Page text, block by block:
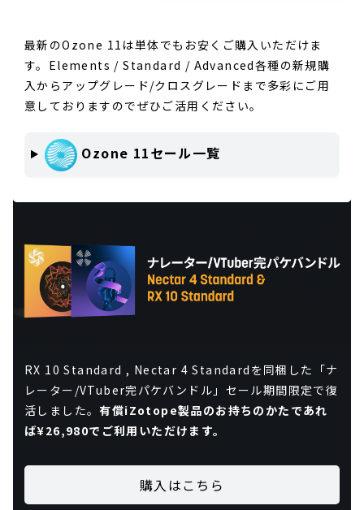
最新のOzone 11は単体でもお安くご購入いただけま
す。Elements / Standard / Advanced各種の新規購
入からアップグレード/クロスグレードまで多彩にご用
意しておりますのでぜひご活用ください。
Ozone 11セール一覧
RX 10 Standard , Nectar 4 Standardを同梱した「ナ
レーター/VTuber完パケバンドル」セール期間限定で復
活しました。有償iZotope製品のお持ちのかたであれ
ば¥26,980でご利用いただけます。
購入はこちら